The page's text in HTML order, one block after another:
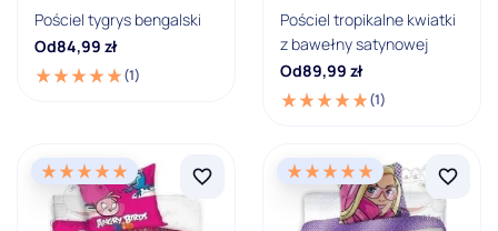
Ocena
5
3
2
Pościel tygrys bengalski
Od84,99 zł
(1)
Pościel tropikalne kwiatki
z bawełny satynowej
Od89,99 zł
(1)